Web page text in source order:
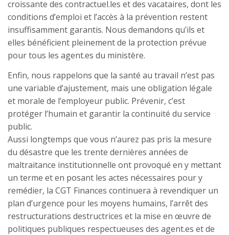
croissante des contractuel.les et des vacataires, dont les
conditions d’emploi et l’accès à la prévention restent
insuffisamment garantis. Nous demandons qu’ils et
elles bénéficient pleinement de la protection prévue
pour tous les agent.es du ministère.
Enfin, nous rappelons que la santé au travail n’est pas
une variable d’ajustement, mais une obligation légale
et morale de l’employeur public. Prévenir, c’est
protéger l’humain et garantir la continuité du service
public.
Aussi longtemps que vous n’aurez pas pris la mesure
du désastre que les trente dernières années de
maltraitance institutionnelle ont provoqué en y mettant
un terme et en posant les actes nécessaires pour y
remédier, la CGT Finances continuera à revendiquer un
plan d’urgence pour les moyens humains, l’arrêt des
restructurations destructrices et la mise en œuvre de
politiques publiques respectueuses des agent.es et de